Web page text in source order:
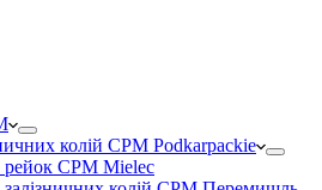
колій CPM Podkarpackie
CPM Mielec